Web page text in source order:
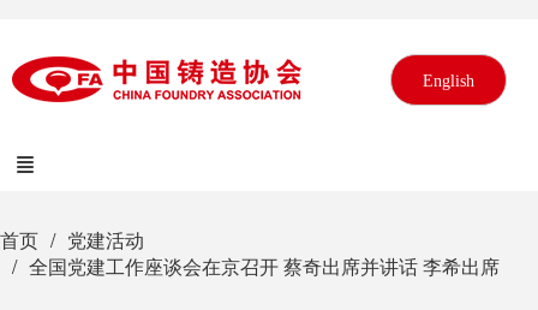
English
首页
党建活动
全国党建工作座谈会在京召开 蔡奇出席并讲话 李希出席